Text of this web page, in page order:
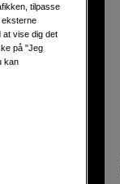
tilpasse
eksterne
at vise dig det
på "Jeg
kan